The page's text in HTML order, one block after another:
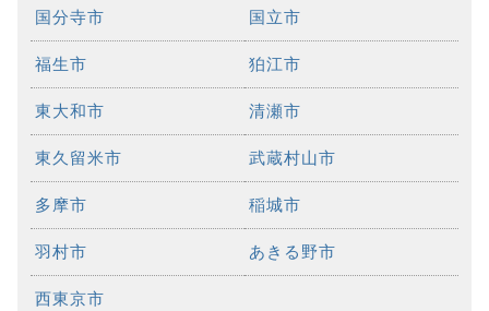
国分寺市 国立市
福生市 狛江市
東大和市 清瀬市
東久留米市 武蔵村山市
多摩市 稲城市
羽村市 あきる野市
西東京市